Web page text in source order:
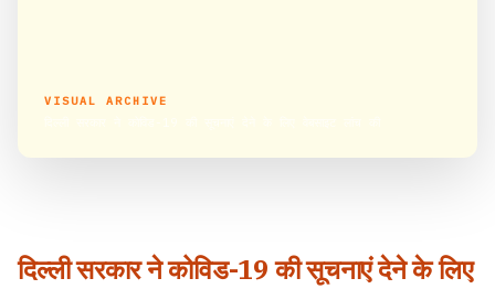
VISUAL ARCHIVE
दिल्ली सरकार ने कोविड-19 की सूचनाएं देने के लिए